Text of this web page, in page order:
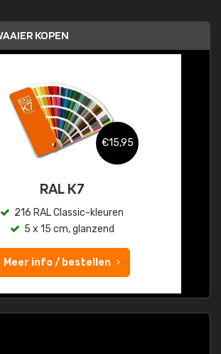
KOPEN
€15,95
RAL K7
216 RAL Classic-kleuren
5 x 15 cm, glanzend
Meer info / bestellen